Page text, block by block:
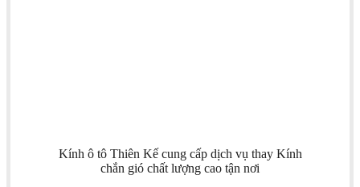
Kính ô tô Thiên Kế cung cấp dịch vụ thay Kính
chắn gió chất lượng cao tận nơi